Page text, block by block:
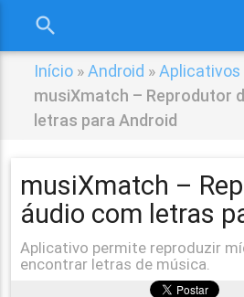
search
Início »Android »Aplicativos
musiXmatch – Reprodutor
letras para Android
musiXmatch –
áudio com letras
Aplicativo permite reproduzir
encontrar letras de música.